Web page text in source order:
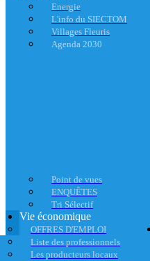
Energie
L'info du SIECTOM
Villages Fleuris
Agenda 2030
Point de vues
ENQUÊTES
Tri Sélectif
Vie économique
OFFRES D'EMPLOI
Liste des professionnels
Les producteurs locaux